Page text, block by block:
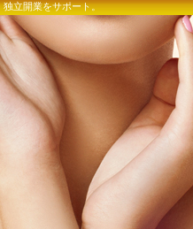
立開業をサポート。